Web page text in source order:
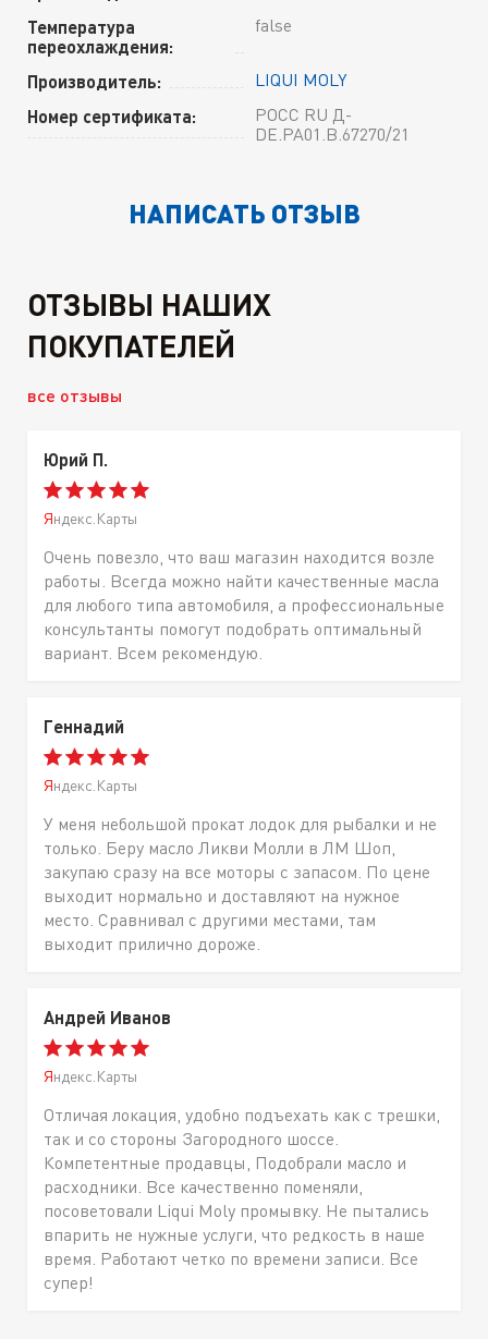
Температура
переохлаждения:
false
Производитель: LIQUI MOLY
Номер сертификата:
РОСС RU Д-
DE.РА01.В.67270/21
НАПИСАТЬ ОТЗЫВ
ОТЗЫВЫ НАШИХ
ПОКУПАТЕЛЕЙ
все отзывы
Юрий П.
Яндекс.Карты
Очень повезло, что ваш магазин находится возле
работы. Всегда можно найти качественные масла
для любого типа автомобиля, а профессиональные
консультанты помогут подобрать оптимальный
вариант. Всем рекомендую.
Геннадий
Яндекс.Карты
У меня небольшой прокат лодок для рыбалки и не
только. Беру масло Ликви Молли в ЛМ Шоп,
закупаю сразу на все моторы с запасом. По цене
выходит нормально и доставляют на нужное
место. Сравнивал с другими местами, там
выходит прилично дороже.
Андрей Иванов
Яндекс.Карты
Отличая локация, удобно подъехать как с трешки,
так и со стороны Загородного шоссе.
Компетентные продавцы, Подобрали масло и
расходники. Все качественно поменяли,
посоветовали Liqui Moly промывку. Не пытались
впарить не нужные услуги, что редкость в наше
время. Работают четко по времени записи. Все
супер!